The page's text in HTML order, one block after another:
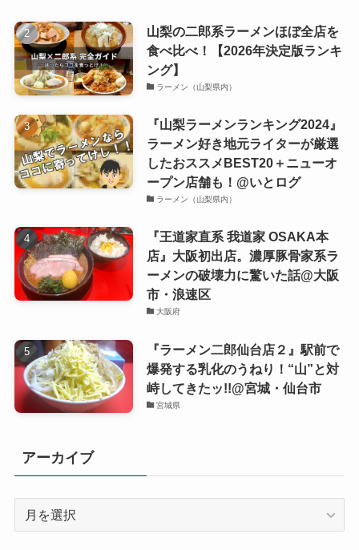
山梨の二郎系ラーメンほぼ全店を
食べ比べ！【2026年決定版ランキ
ング】
ラーメン（山梨県内）
『山梨ラーメンランキング2024』
ラーメン好き地元ライターが厳選
したおススメBEST20＋ニューオ
ープン店舗も！@いとログ
ラーメン（山梨県内）
『王道家直系 我道家 OSAKA本
店』大阪初出店。濃厚豚骨家系ラ
ーメンの破壊力に驚いた話@大阪
市・浪速区
大阪府
『ラーメン二郎仙台店２』駅前で
爆発する乳化のうねり！“山”と対
峙してきたッ!!@宮城・仙台市
宮城県
アーカイブ